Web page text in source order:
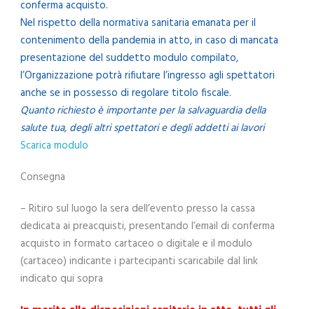
conferma acquisto.
Nel rispetto della normativa sanitaria emanata per il
contenimento della pandemia in atto, in caso di mancata
presentazione del suddetto modulo compilato,
l’Organizzazione potrà rifiutare l’ingresso agli spettatori
anche se in possesso di regolare titolo fiscale.
Quanto richiesto è importante per la salvaguardia della
salute tua, degli altri spettatori e degli addetti ai lavori
Scarica modulo
Consegna
– Ritiro sul luogo la sera dell’evento presso la cassa
dedicata ai preacquisti, presentando l’email di conferma
acquisto in formato cartaceo o digitale e il modulo
(cartaceo) indicante i partecipanti scaricabile dal link
indicato qui sopra